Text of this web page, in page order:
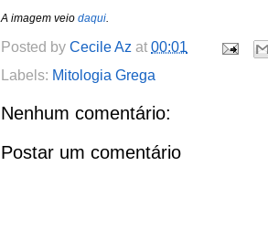
A imagem veio daqui.
Posted by Cecile Az at 00:01
Labels: Mitologia Grega
Nenhum comentário:
Postar um comentário